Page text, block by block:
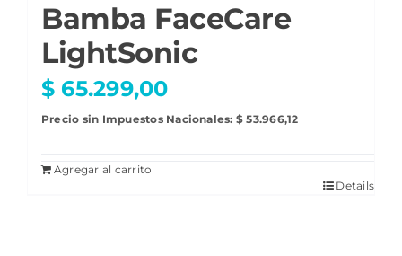
Bamba FaceCare
LightSonic
$ 65.299,00
Precio sin Impuestos Nacionales: $ 53.966,12
Agregar al carrito
Details